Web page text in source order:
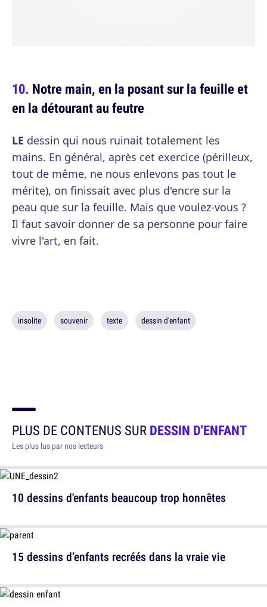
Notre main, en la posant sur la feuille et
en la détourant au feutre
LE dessin qui nous ruinait totalement les
mains. En général, après cet exercice (périlleux,
tout de même, ne nous enlevons pas tout le
mérite), on finissait avec plus d'encre sur la
peau que sur la feuille. Mais que voulez-vous ?
Il faut savoir donner de sa personne pour faire
vivre l'art, en fait.
insolite souvenir texte dessin d'enfant
PLUS DE CONTENUS SURDESSIN D'ENFANT
Les plus lus par nos lecteurs
10 dessins d'enfants beaucoup trop honnêtes
15 dessins d’enfants recréés dans la vraie vie